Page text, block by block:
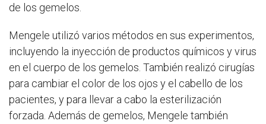
de los gemelos.
Mengele utilizó varios métodos en sus experimentos,
incluyendo la inyección de productos químicos y virus
en el cuerpo de los gemelos. También realizó cirugías
para cambiar el color de los ojos y el cabello de los
pacientes, y para llevar a cabo la esterilización
forzada. Además de gemelos, Mengele también